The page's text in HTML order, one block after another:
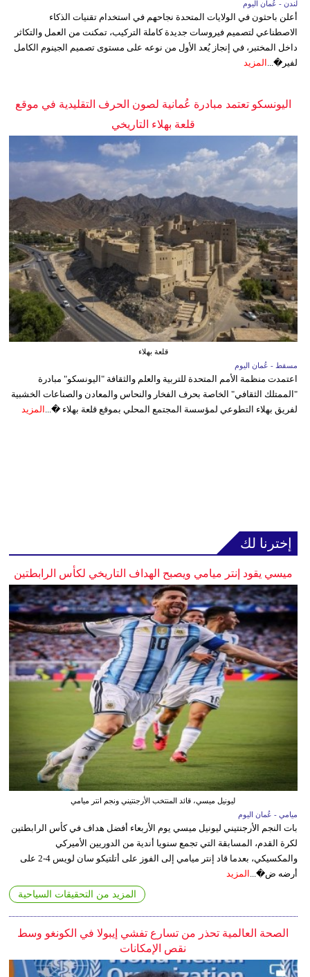
لندن - عُمان اليوم
أعلن باحثون في الولايات المتحدة نجاحهم في استخدام تقنيات الذكاء
الاصطناعي لتصميم فيروسات جديدة كاملة التركيب، تمكنت من العمل والتكاثر
داخل المختبر، في إنجاز يُعد الأول من نوعه على مستوى تصميم الجينوم الكامل
لفير�... المزيد
اليونسكو تعتمد مبادرة عُمانية لصون الحرف التقليدية في موقع
قلعة بهلاء التاريخي
قلعة بهلاء
مسقط - عُمان اليوم
اعتمدت منظمة الأمم المتحدة للتربية والعلم والثقافة "اليونسكو" مبادرة
"الممتلك الثقافي" الخاصة بحرف الفخار والنحاس والمعادن والصناعات الخشبية
لفريق بهلاء التطوعي لمؤسسة المجتمع المحلي بموقع قلعة بهلاء �... المزيد
إخترنا لك
ميسي يقود إنتر ميامي ويصبح الهداف التاريخي لكأس الرابطتين
ليونيل ميسي، قائد المنتخب الأرجنتيني ونجم انتر ميامي
ميامي - عُمان اليوم
بات النجم الأرجنتيني ليونيل ميسي يوم الأربعاء أفضل هداف في كأس الرابطتين
لكرة القدم، المسابقة التي تجمع سنويا أندية من الدوريين الأميركي
والمكسيكي، بعدما قاد إنتر ميامي إلى الفوز على أتلتيكو سان لويس 4-2 على
أرضه ض�...
المزيد
المزيد من التحقيقات السياحية
الصحة العالمية تحذر من تسارع تفشي إيبولا في الكونغو وسط
نقص الإمكانات